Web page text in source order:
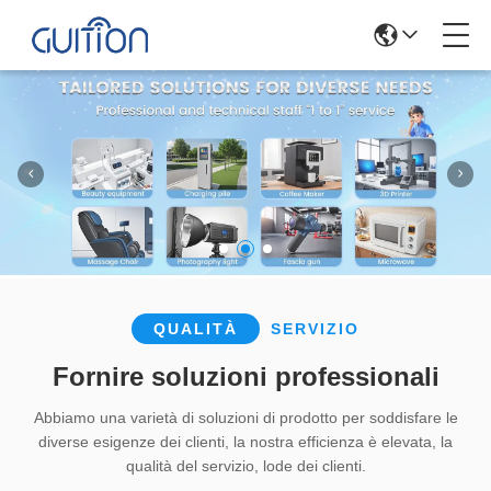
QUALITÀ SERVIZIO
Fornire soluzioni professionali
Abbiamo una varietà di soluzioni di prodotto per soddisfare le
diverse esigenze dei clienti, la nostra efficienza è elevata, la
qualità del servizio, lode dei clienti.